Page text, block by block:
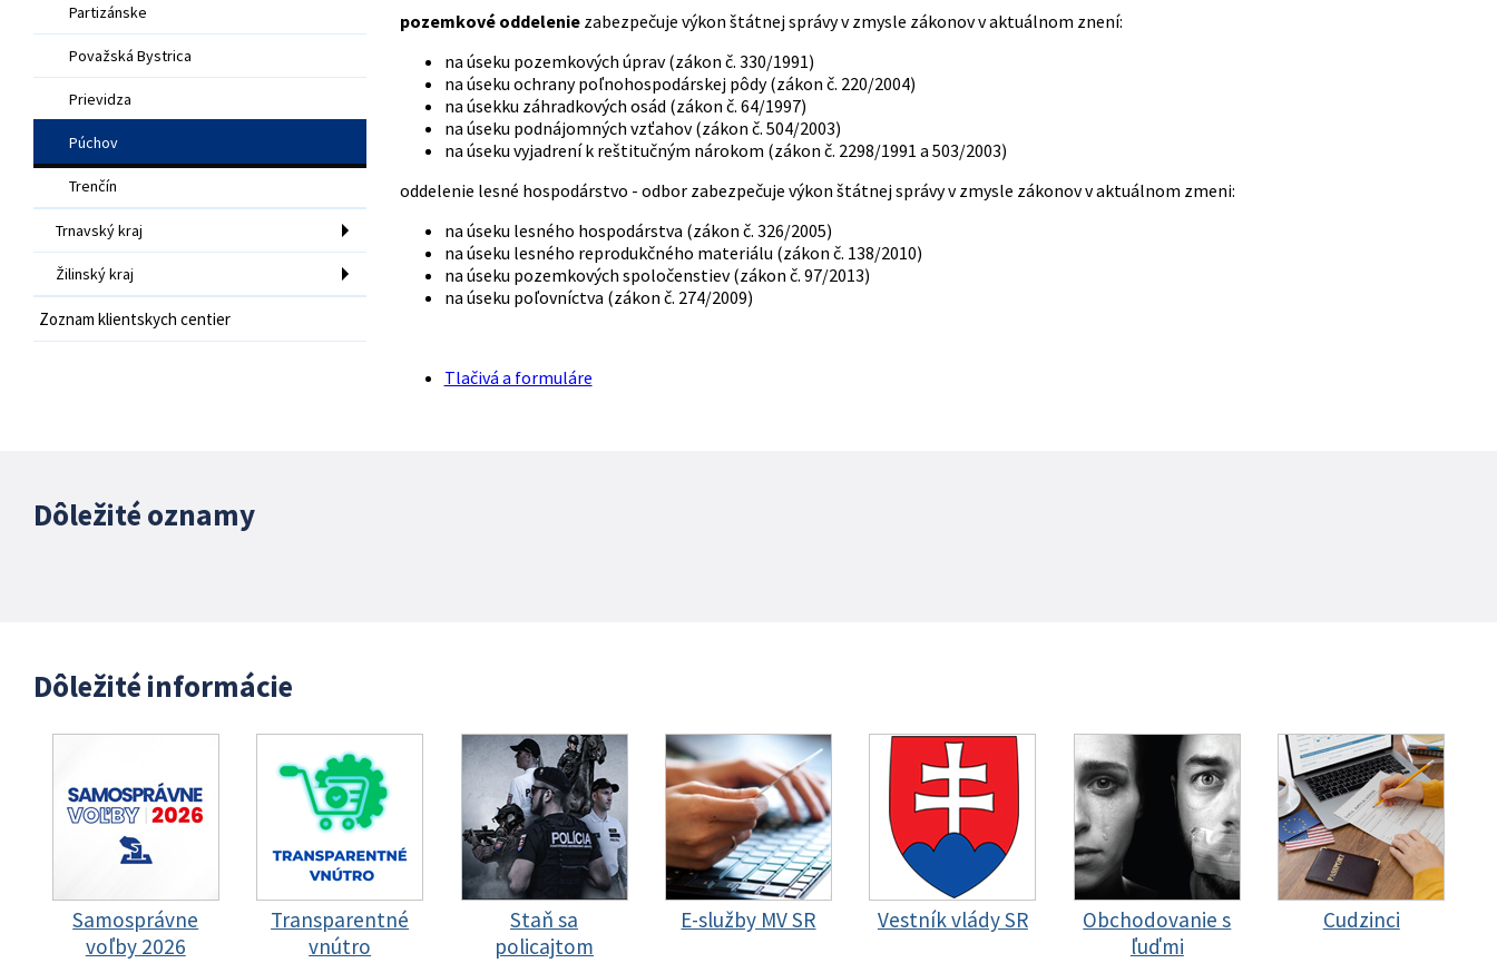
Partizánske
Považská Bystrica
Prievidza
Púchov
Trenčín
Trnavský kraj
Žilinský kraj
Zoznam klientskych centier
pozemkové oddeleniezabezpečuje výkon štátnej správy v zmysle zákonov v aktuálnom znení:
na úseku pozemkových úprav (zákon č. 330/1991)
na úseku ochrany poľnohospodárskej pôdy (zákon č. 220/2004)
na úsekku záhradkových osád (zákon č. 64/1997)
na úseku podnájomných vzťahov (zákon č. 504/2003)
na úseku vyjadrení k reštitučným nárokom (zákon č. 2298/1991 a 503/2003)
oddelenie lesné hospodárstvo - odbor zabezpečuje výkon štátnej správy v zmysle zákonov v aktuálnom zmeni:
na úseku lesného hospodárstva (zákon č. 326/2005)
na úseku lesného reprodukčného materiálu (zákon č. 138/2010)
na úseku pozemkových spoločenstiev (zákon č. 97/2013)
na úseku poľovníctva (zákon č. 274/2009)
Tlačivá a formuláre
Dôležité oznamy
Dôležité informácie
Samosprávne
voľby 2026
Transparentné
vnútro
Staň sa
policajtom
E-služby MV SR Vestník vlády SR
Obchodovanie s
ľuďmi
Cudzinci